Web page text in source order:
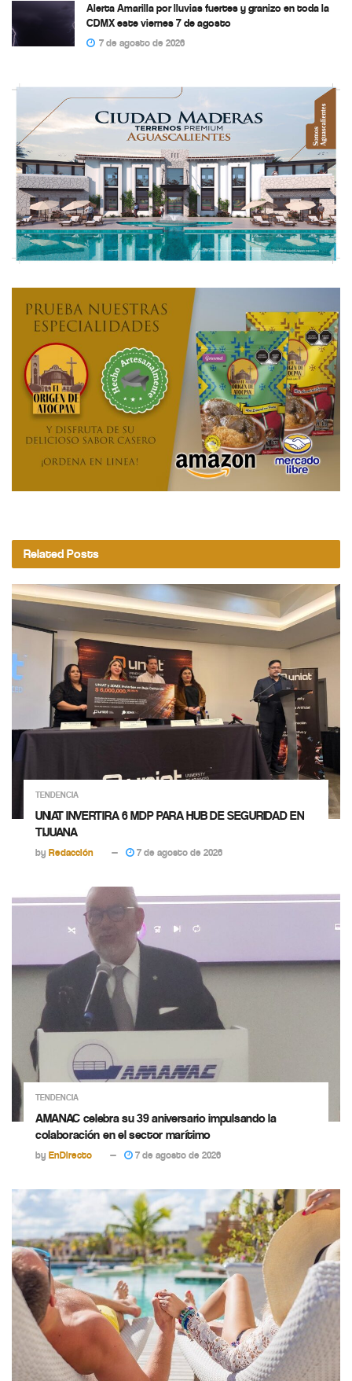
Alerta Amarilla por lluvias fuertes y granizo en toda la
CDMX este viernes 7 de agosto
7 de agosto de 2026
Related Posts
TENDENCIA
UNIAT INVERTIRA 6 MDP PARA HUB DE SEGURIDAD EN
TIJUANA
by Redacción 7 de agosto de 2026
TENDENCIA
AMANAC celebra su 39 aniversario impulsando la
colaboración en el sector marítimo
by EnDirecto 7 de agosto de 2026